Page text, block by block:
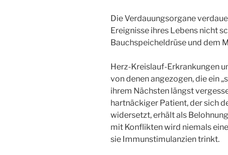
Die Verdauungsorgane
Ereignisse ihres Lebens nicht
Bauchspeicheldrüse und dem
Herz-Kreislauf-Erkrankungen
von denen angezogen, die ein
ihrem Nächsten längst
hartnäckiger Patient, der sich
widersetzt, erhält als
mit Konflikten wird niemals
sie Immunstimulanzien trinkt.